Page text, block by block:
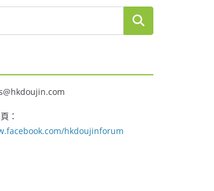
：
hkdoujinforum